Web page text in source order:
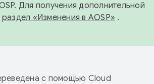
Для получения дополнительной
раздел «Изменения в AOSP» .
с помощью Cloud